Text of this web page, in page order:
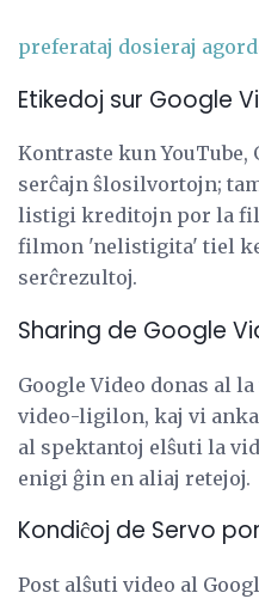
preferataj dosieraj
Etikedoj sur Google
Kontraste kun YouTube,
serĉajn ŝlosilvortojn;
listigi kreditojn por la
filmon 'nelistigita' tiel
serĉrezultoj.
Sharing de Google
Google Video donas al
video-ligilon, kaj vi
al spektantoj elŝuti la
enigi ĝin en aliaj retejoj.
Kondiĉoj de Servo
Post alŝuti video al